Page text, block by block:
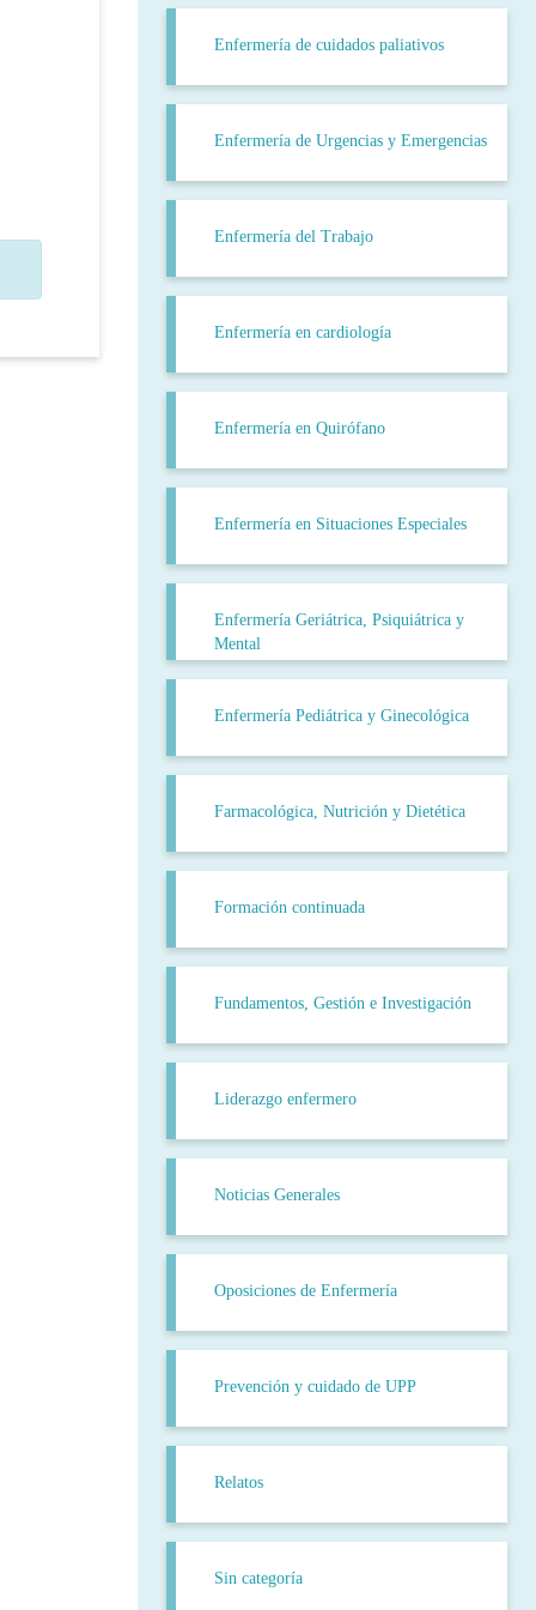
Enfermería de cuidados paliativos
Enfermería de Urgencias y Emergencias
Enfermería del Trabajo
Enfermería en cardiología
Enfermería en Quirófano
Enfermería en Situaciones Especiales
Enfermería Geriátrica, Psiquiátrica y
Mental
Enfermería Pediátrica y Ginecológica
Farmacológica, Nutrición y Dietética
Formación continuada
Fundamentos, Gestión e Investigación
Liderazgo enfermero
Noticias Generales
Oposiciones de Enfermería
Prevención y cuidado de UPP
Relatos
Sin categoría